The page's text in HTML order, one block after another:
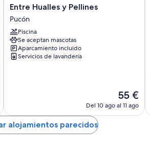
Entre
Hualles
y
Pellines
Pucón
Entre Hualles y Pellines
Pucón
Piscina
Se aceptan mascotas
Aparcamiento incluido
Servicios de lavandería
El
precio
actual
55 €
Del 10 ago al 11 ago
alojamientos parecidos